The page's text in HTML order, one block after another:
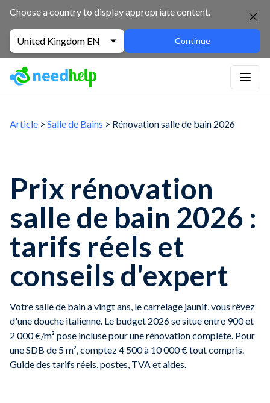
Choose a country to display appropriate content.
United Kingdom EN Continue
Article > Salle de Bains > Rénovation salle de bain 2026
Prix rénovation
salle de bain 2026 :
tarifs réels et
conseils d'expert
Votre salle de bain a vingt ans, le carrelage jaunit, vous rêvez
d'une douche italienne. Le budget 2026 se situe entre 900 et
2 000 €/m² pose incluse pour une rénovation complète. Pour
une SDB de 5 m², comptez 4 500 à 10 000 € tout compris.
Guide des tarifs réels, postes, TVA et aides.